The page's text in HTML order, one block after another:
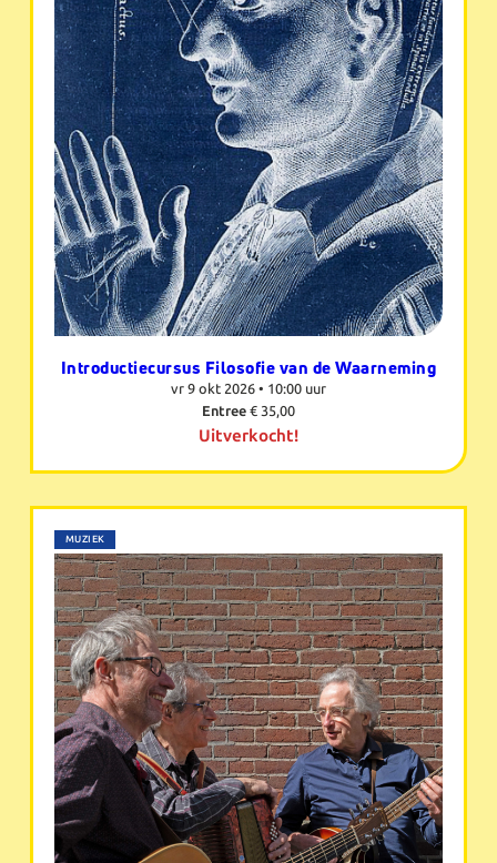
Introductiecursus Filosofie van de Waarneming
vr 9 okt 2026 • 10:00 uur
Entree € 35,00
Uitverkocht!
MUZIEK